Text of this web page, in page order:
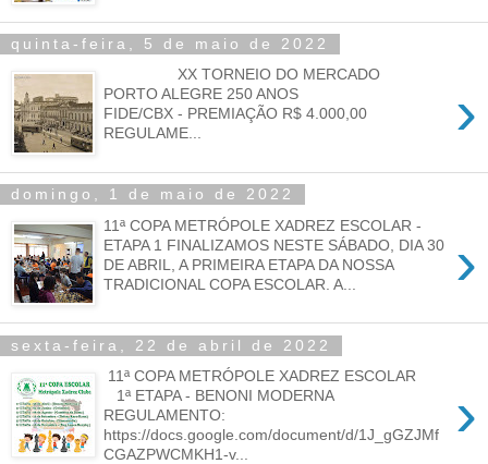
quinta-feira, 5 de maio de 2022
›
XX TORNEIO DO MERCADO
PORTO ALEGRE 250 ANOS
FIDE/CBX - PREMIAÇÃO R$ 4.000,00
REGULAME...
domingo, 1 de maio de 2022
›
11ª COPA METRÓPOLE XADREZ ESCOLAR -
ETAPA 1 FINALIZAMOS NESTE SÁBADO, DIA 30
DE ABRIL, A PRIMEIRA ETAPA DA NOSSA
TRADICIONAL COPA ESCOLAR. A...
sexta-feira, 22 de abril de 2022
›
11ª COPA METRÓPOLE XADREZ ESCOLAR
1ª ETAPA - BENONI MODERNA
REGULAMENTO:
https://docs.google.com/document/d/1J_gGZJMf
CGAZPWCMKH1-v...